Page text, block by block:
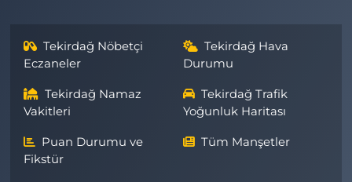
Tekirdağ Nöbetçi
Eczaneler
Tekirdağ Hava
Durumu
Tekirdağ Namaz
Vakitleri
Tekirdağ Trafik
Yoğunluk Haritası
Puan Durumu ve
Fikstür
Tüm Manşetler